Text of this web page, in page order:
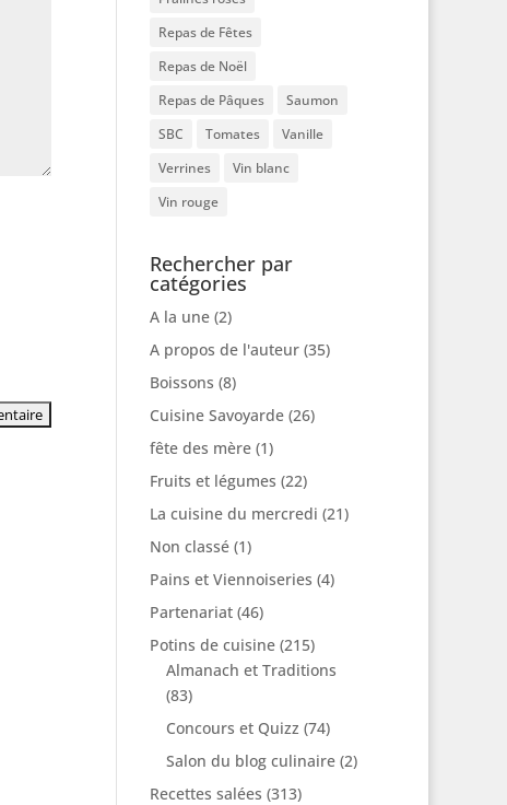
Repas de Fêtes
Repas de Noël
Repas de Pâques
Saumon
SBC
Tomates
Vanille
Verrines
Vin blanc
Vin rouge
Rechercher par
catégories
A la une(2)
A propos de l'auteur(35)
Boissons (8)
Cuisine Savoyarde(26)
fête des mère(1)
Fruits et légumes (22)
La cuisine du mercredi (21)
Non classé(1)
Pains et Viennoiseries (4)
Partenariat(46)
Potins de cuisine(215)
Almanach et Traditions
(83)
Concours et Quizz (74)
Salon du blog culinaire(2)
Recettes salées (313)